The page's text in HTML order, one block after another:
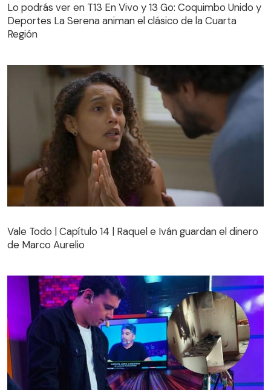
Lo podrás ver en T13 En Vivo y 13 Go: Coquimbo Unido y
Deportes La Serena animan el clásico de la Cuarta
Región
de Marco Aurelio
Vale Todo | Capítulo 14 | Raquel e Iván guardan el dinero
de Marco Aurelio